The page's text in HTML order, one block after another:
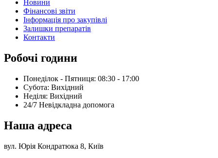
Новини
Фінансові звіти
Інформація про закупівлі
Залишки препаратів
Контакти
Робочі години
Понеділок - Пятниця: 08:30 - 17:00
Субота: Вихідний
Нeділя: Вихідний
24/7 Невідкладна допомога
Наша адреса
вул. Юрія Кондратюка 8, Київ